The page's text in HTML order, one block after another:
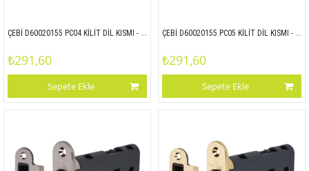
ÇEBİ D60020155 PC04 KİLİT DİL KISMI - ZAMAK ALIN
₺291,60
Sepete Ekle
ÇEBİ D60020155 PC05 KİLİT DİL KISMI - ZAMAK ALIN
₺291,60
Sepete Ekle